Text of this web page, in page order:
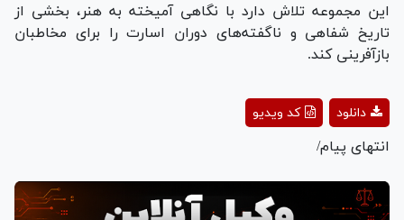
این مجموعه تلاش دارد با نگاهی آمیخته به هنر، بخشی از
تاریخ شفاهی و ناگفته‌های دوران اسارت را برای مخاطبان
بازآفرینی کند.
Playکد ویدیو دانلود
انتهای پیام/